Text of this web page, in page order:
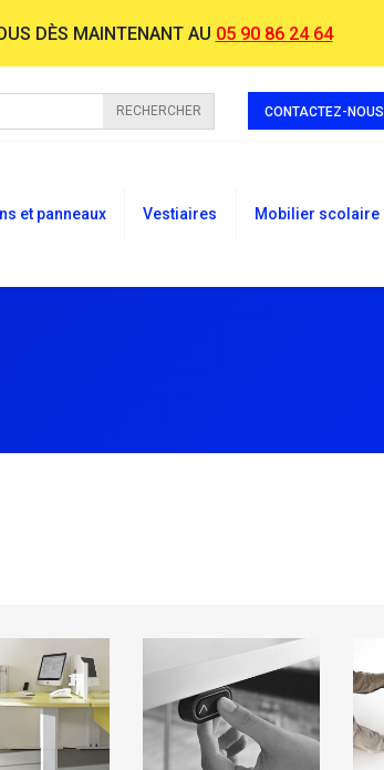
DÈS MAINTENANT AU 05 90 86 24 64
RECHERCHER CONTACTEZ-NOUS
et panneaux Vestiaires Mobilier scolaire